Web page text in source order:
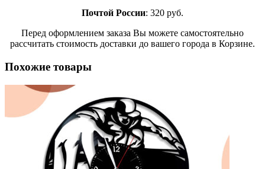
Почтой России: 320 руб.
Перед оформлением заказа Вы можете самостоятельно
рассчитать стоимость доставки до вашего города в Корзине.
Похожие товары